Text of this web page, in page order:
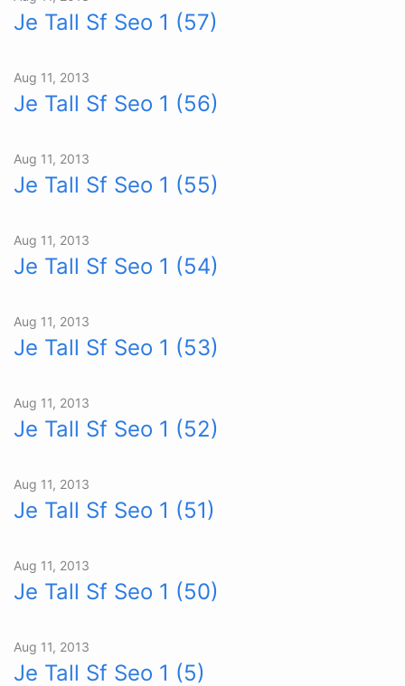
Je Tall Sf Seo 1 (57)
Aug 11, 2013
Je Tall Sf Seo 1 (56)
Aug 11, 2013
Je Tall Sf Seo 1 (55)
Aug 11, 2013
Je Tall Sf Seo 1 (54)
Aug 11, 2013
Je Tall Sf Seo 1 (53)
Aug 11, 2013
Je Tall Sf Seo 1 (52)
Aug 11, 2013
Je Tall Sf Seo 1 (51)
Aug 11, 2013
Je Tall Sf Seo 1 (50)
Aug 11, 2013
Je Tall Sf Seo 1 (5)